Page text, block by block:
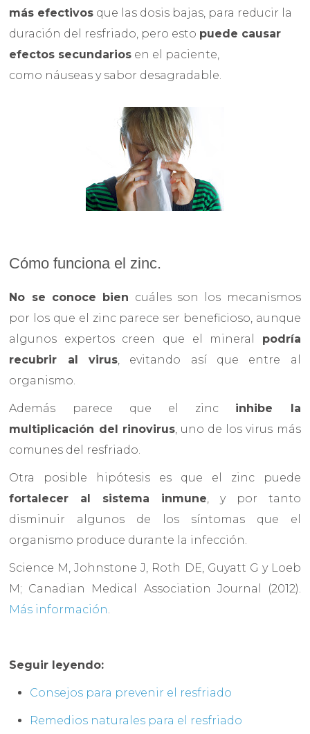
más efectivos que las dosis bajas, para reducir la
duración del resfriado, pero esto puede causar
efectos secundarios en el paciente,
como náuseas y sabor desagradable.
Cómo funciona el zinc.
No se conoce bien cuáles son los mecanismos
por los que el zinc parece ser beneficioso, aunque
algunos expertos creen que el mineral podría
recubrir al virus, evitando así que entre al
organismo.
Además parece que el zinc inhibe la
multiplicación del rinovirus, uno de los virus más
comunes del resfriado.
Otra posible hipótesis es que el zinc puede
fortalecer al sistema inmune, y por tanto
disminuir algunos de los síntomas que el
organismo produce durante la infección.
Science M, Johnstone J, Roth DE, Guyatt G y Loeb
M; Canadian Medical Association Journal (2012).
Más información.
Seguir leyendo:
Consejos para prevenir el resfriado
Remedios naturales para el resfriado